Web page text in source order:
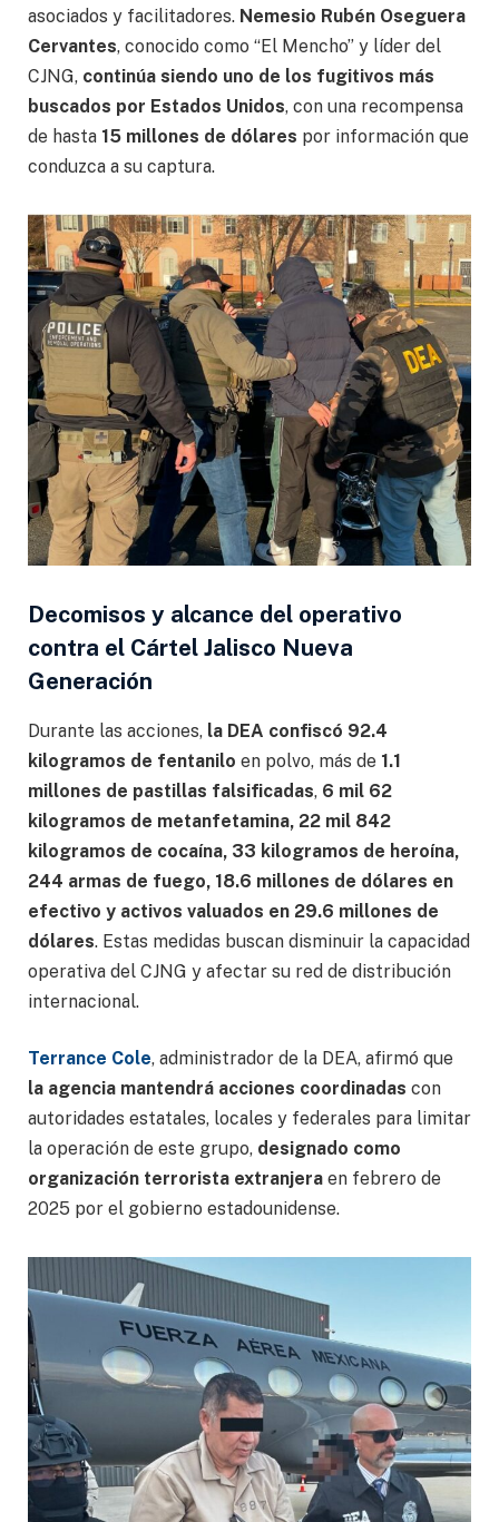
asociados y facilitadores. Nemesio Rubén Oseguera
Cervantes, conocido como “El Mencho” y líder del
CJNG, continúa siendo uno de los fugitivos más
buscados por Estados Unidos, con una recompensa
de hasta 15 millones de dólares por información que
conduzca a su captura.
Decomisos y alcance del operativo
contra el Cártel Jalisco Nueva
Generación
Durante las acciones, la DEA confiscó 92.4
kilogramos de fentanilo en polvo, más de 1.1
millones de pastillas falsificadas, 6 mil 62
kilogramos de metanfetamina, 22 mil 842
kilogramos de cocaína, 33 kilogramos de heroína,
244 armas de fuego, 18.6 millones de dólares en
efectivo y activos valuados en 29.6 millones de
dólares. Estas medidas buscan disminuir la capacidad
operativa del CJNG y afectar su red de distribución
internacional.
Terrance Cole, administrador de la DEA, afirmó que
la agencia mantendrá acciones coordinadas con
autoridades estatales, locales y federales para limitar
la operación de este grupo, designado como
organización terrorista extranjera en febrero de
2025 por el gobierno estadounidense.